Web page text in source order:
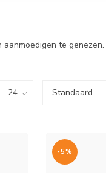
te genezen.
-5%